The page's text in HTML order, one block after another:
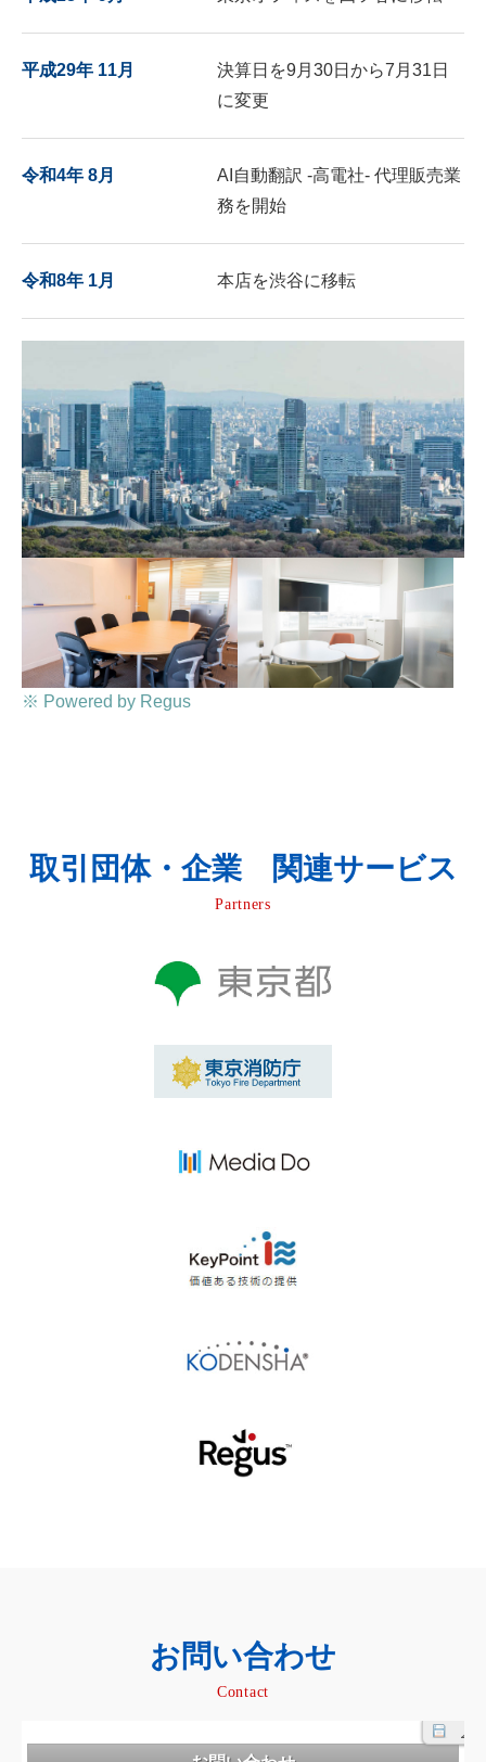
平成29年 11月
決算日を9月30日から7月31日
に変更
令和4年 8月
AI自動翻訳 -高電社- 代理販売業
務を開始
令和8年 1月 本店を渋谷に移転
※ Powered by Regus
取引団体・企業 関連サービス
Partners
お問い合わせ
Contact